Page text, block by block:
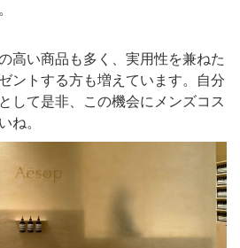
高い商品も多く、実用性を兼ねた
ントする方も増えています。自分
して是非、この機会にメンズコス
ね。